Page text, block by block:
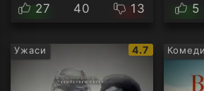
27
40 13 5
Ужаси
IMDb
рейтинг:
4.7